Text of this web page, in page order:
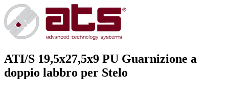
ATI/S 19,5x27,5x9 PU Guarnizione a
doppio labbro per Stelo